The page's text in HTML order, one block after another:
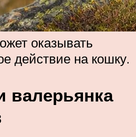
оказывать
действие на кошку.
валерьянка